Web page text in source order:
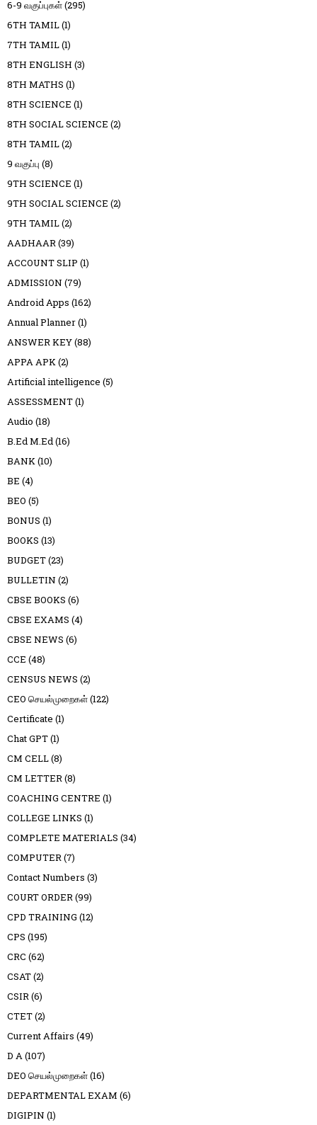
6-9 வகுப்புகள்(295)
6TH TAMIL(1)
7TH TAMIL(1)
8TH ENGLISH (3)
8TH MATHS (1)
8TH SCIENCE (1)
8TH SOCIAL SCIENCE (2)
8TH TAMIL(2)
9 வகுப்பு (8)
9TH SCIENCE (1)
9TH SOCIAL SCIENCE (2)
9TH TAMIL(2)
AADHAAR (39)
ACCOUNT SLIP (1)
ADMISSION (79)
Android Apps (162)
Annual Planner(1)
ANSWER KEY(88)
APPA APK (2)
Artificial intelligence (5)
ASSESSMENT(1)
Audio (18)
B.Ed M.Ed (16)
BANK (10)
BE (4)
BEO (5)
BONUS (1)
BOOKS (13)
BUDGET(23)
BULLETIN (2)
CBSE BOOKS (6)
CBSE EXAMS (4)
CBSE NEWS (6)
CCE (48)
CENSUS NEWS (2)
CEO செயல்முறைகள்(122)
Certificate (1)
Chat GPT(1)
CM CELL(8)
CM LETTER (8)
COACHING CENTRE (1)
COLLEGE LINKS (1)
COMPLETE MATERIALS (34)
COMPUTER (7)
Contact Numbers (3)
COURT ORDER (99)
CPD TRAINING (12)
CPS (195)
CRC (62)
CSAT(2)
CSIR (6)
CTET(2)
Current Affairs (49)
D A (107)
DEO செயல்முறைகள்(16)
DEPARTMENTAL EXAM (6)
DIGIPIN (1)